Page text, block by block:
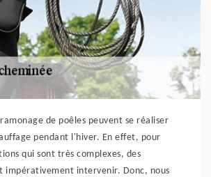
de poêles peuvent se réaliser
pendant l'hiver. En effet, pour
qui sont très complexes, des
impérativement intervenir. Donc, nous